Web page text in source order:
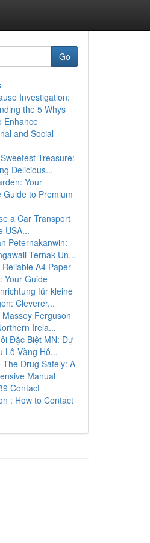
Go
Investigation:
the 5 Whys
Enhance
and Social
Treasure:
Delicious...
Your
Guide to Premium
a Car Transport
USA...
Peternakanwin:
Ternak Un...
A4 Paper
Your Guide
für kleine
Cleverer...
Massey Ferguson
Irela...
Đặc Biệt MN: Dự
Lô Vàng Hô...
The Drug Safely: A
Manual
Contact
: How to Contact